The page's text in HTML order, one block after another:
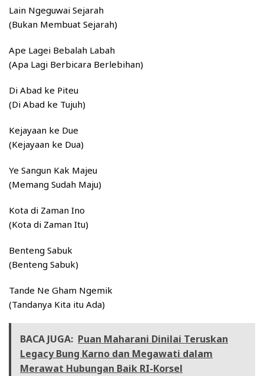
Lain Ngeguwai Sejarah
(Bukan Membuat Sejarah)
Ape Lagei Bebalah Labah
(Apa Lagi Berbicara Berlebihan)
Di Abad ke Piteu
(Di Abad ke Tujuh)
Kejayaan ke Due
(Kejayaan ke Dua)
Ye Sangun Kak Majeu
(Memang Sudah Maju)
Kota di Zaman Ino
(Kota di Zaman Itu)
Benteng Sabuk
(Benteng Sabuk)
Tande Ne Gham Ngemik
(Tandanya Kita itu Ada)
BACA JUGA: Puan Maharani Dinilai Teruskan
Legacy Bung Karno dan Megawati dalam
Merawat Hubungan Baik RI-Korsel